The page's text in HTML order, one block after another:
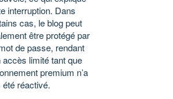
interruption. Dans
cas, le blog peut
être protégé par
de passe, rendant
accès limité tant que
premium n’a
été réactivé.